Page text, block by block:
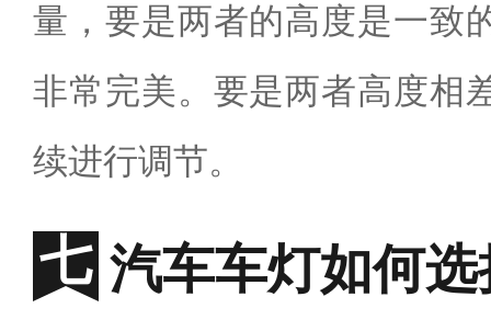
量，要是两者的高度是一致
非常完美。要是两者高度相
续进行调节。
汽车车灯如何选